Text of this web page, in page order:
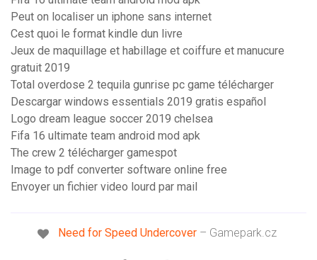
Peut on localiser un iphone sans internet
Cest quoi le format kindle dun livre
Jeux de maquillage et habillage et coiffure et manucure
gratuit 2019
Total overdose 2 tequila gunrise pc game télécharger
Descargar windows essentials 2019 gratis español
Logo dream league soccer 2019 chelsea
Fifa 16 ultimate team android mod apk
The crew 2 télécharger gamespot
Image to pdf converter software online free
Envoyer un fichier video lourd par mail
Need for Speed Undercover– Gamepark.cz